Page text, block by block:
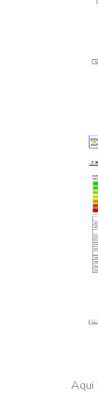
Aqui